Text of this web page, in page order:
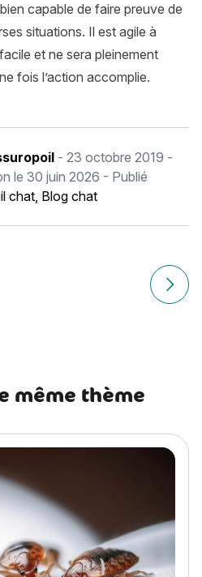
capable de faire preuve de
situations. Il est agile à
et ne sera pleinement
fois l’action accomplie.
-23 octobre 2019 -
le30 juin 2026 - Publié
chat, Blog chat
Horoscope du mois Article
même thème